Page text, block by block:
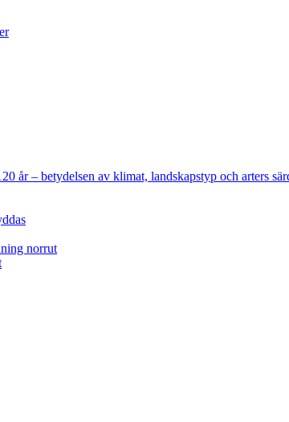
år– betydelsen av klimat, landskapstyp och arters
norrut